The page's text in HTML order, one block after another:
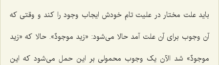
باید علت مختار در علیت تام خودش ایجاب وجود را کند و وقتی که
آن وجوب برای آن علت آمد حالا می‌شود: «زید موجودٌ». حالا که «زید
موجودٌ» شد الآن یک وجوب محمولی بر این حمل می‌شود که این